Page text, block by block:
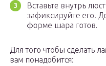
Вставьте внутрь
зафиксируйте его.
форме шара готов.
Для того чтобы сделать
вам понадобится: